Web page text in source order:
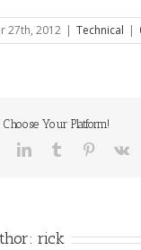
27th, 2012 | Technical |
Your Platform!
LinkedInTumblr Pinterest
Vk
rick